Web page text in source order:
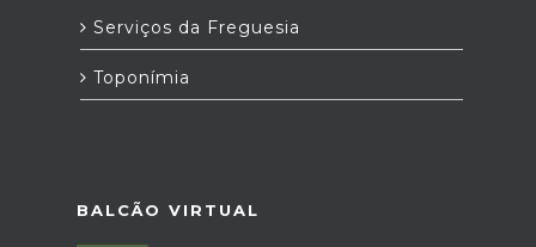
Serviços da Freguesia
Toponímia
BALCÃO VIRTUAL